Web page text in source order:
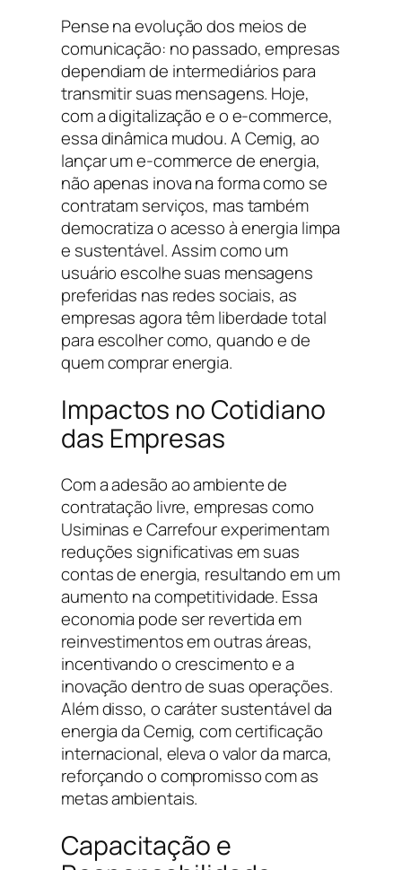
Pense na evolução dos meios de
comunicação: no passado, empresas
dependiam de intermediários para
transmitir suas mensagens. Hoje,
com a digitalização e o e-commerce,
essa dinâmica mudou. A Cemig, ao
lançar um e-commerce de energia,
não apenas inova na forma como se
contratam serviços, mas também
democratiza o acesso à energia limpa
e sustentável. Assim como um
usuário escolhe suas mensagens
preferidas nas redes sociais, as
empresas agora têm liberdade total
para escolher como, quando e de
quem comprar energia.
Impactos no Cotidiano
das Empresas
Com a adesão ao ambiente de
contratação livre, empresas como
Usiminas e Carrefour experimentam
reduções significativas em suas
contas de energia, resultando em um
aumento na competitividade. Essa
economia pode ser revertida em
reinvestimentos em outras áreas,
incentivando o crescimento e a
inovação dentro de suas operações.
Além disso, o caráter sustentável da
energia da Cemig, com certificação
internacional, eleva o valor da marca,
reforçando o compromisso com as
metas ambientais.
Capacitação e